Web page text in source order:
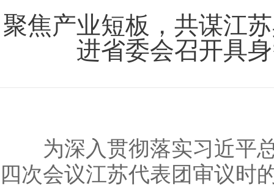
聚焦产业短板，共谋江
进省委会召开具
为深入贯彻落实习近平总
四次会议江苏代表团审议时